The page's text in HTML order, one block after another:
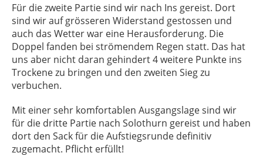
Für die zweite Partie sind wir nach Ins gereist. Dort
sind wir auf grösseren Widerstand gestossen und
auch das Wetter war eine Herausforderung. Die
Doppel fanden bei strömendem Regen statt. Das hat
uns aber nicht daran gehindert 4 weitere Punkte ins
Trockene zu bringen und den zweiten Sieg zu
verbuchen.
Mit einer sehr komfortablen Ausgangslage sind wir
für die dritte Partie nach Solothurn gereist und haben
dort den Sack für die Aufstiegsrunde definitiv
zugemacht. Pflicht erfüllt!